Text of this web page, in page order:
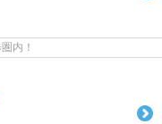
内！